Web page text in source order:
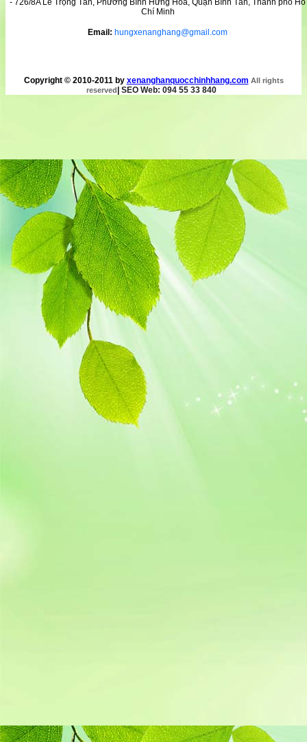
- 726/8A Lê Trọng Tấn, Phường Bình Hưng Hòa, Quận Bình Tân, Thành phố Hồ
Chí Minh
Email: hungxenanghang@gmail.com
Copyright © 2010-2011 by xenanghanquocchinhhang.com All rights
reserved SEO Web: 094 55 33 840